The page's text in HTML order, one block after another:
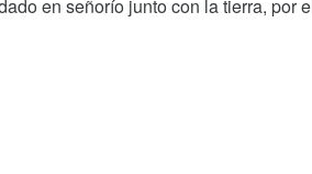
en señorío junto con la tierra, por